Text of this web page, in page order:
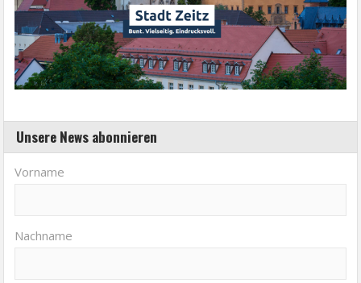
Unsere News abonnieren
Vorname
Nachname